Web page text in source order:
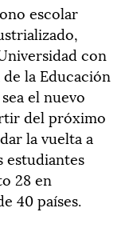
escolar
con
la Educación
el nuevo
del próximo
la vuelta a
estudiantes
28 en
40 países.